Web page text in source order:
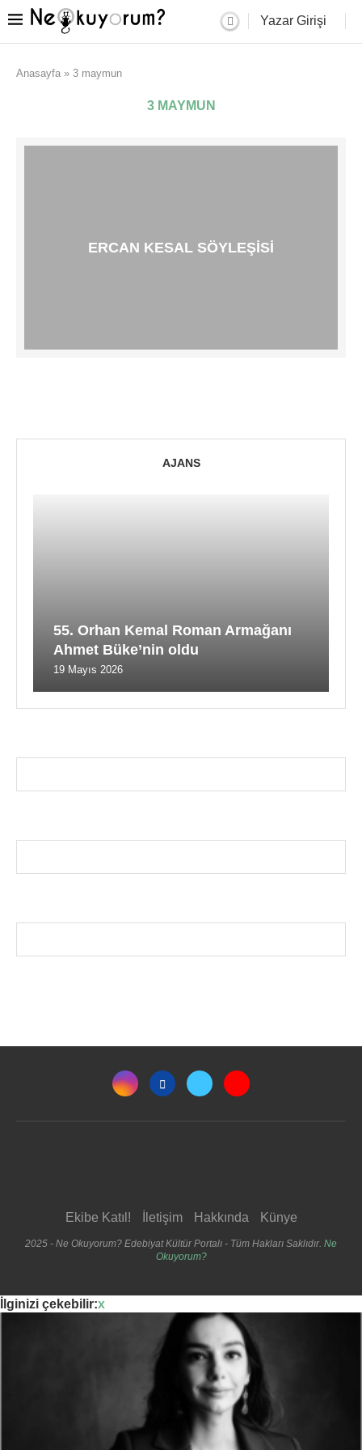
Yazar Girişi
Anasayfa » 3 maymun
3 MAYMUN
ERCAN KESAL SÖYLEŞISI
AJANS
55. Orhan Kemal Roman Armağanı
Ahmet Büke’nin oldu
19 Mayıs 2026
Ekibe Katıl! İletişim Hakkında Künye
2025 - Ne Okuyorum? Edebiyat Kültür Portalı - Tüm Hakları Saklıdır. Ne
Okuyorum?
İlginizi çekebilir:x